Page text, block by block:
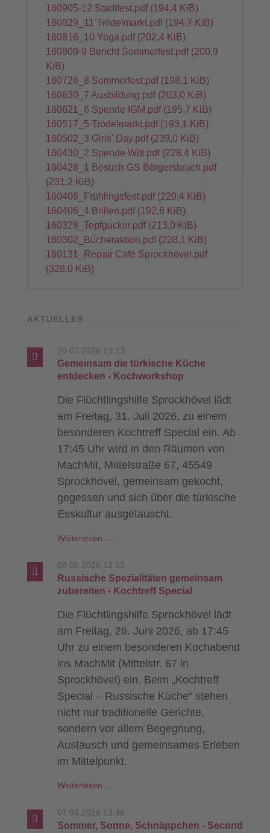
160905-12 Stadtfest.pdf (194,4 KiB)
160829_11 Trödelmarkt.pdf (194,7 KiB)
160816_10 Yoga.pdf (202,4 KiB)
160809-9 Bericht Sommerfest.pdf (200,9
KiB)
160728_8 Sommerfest.pdf (198,1 KiB)
160630_7 Ausbildung.pdf (203,0 KiB)
160621_6 Spende IGM.pdf (195,7 KiB)
160517_5 Trödelmarkt.pdf (193,1 KiB)
160502_3 Girls' Day.pdf (239,0 KiB)
160430_2 Spende Witt.pdf (228,4 KiB)
160428_1 Besuch GS Börgersbruch.pdf
(231,2 KiB)
160406_Frühlingsfest.pdf (229,4 KiB)
160406_4 Brillen.pdf (192,6 KiB)
160328_Topfgucker.pdf (213,0 KiB)
160302_Bücheraktion.pdf (228,1 KiB)
160131_Repair Café Sprockhövel.pdf
(328,0 KiB)
AKTUELLES
26.07.2026 13:13
Gemeinsam die türkische Küche
entdecken - Kochworkshop
Die Flüchtlingshilfe Sprockhövel lädt
am Freitag, 31. Juli 2026, zu einem
besonderen Kochtreff Special ein. Ab
17:45 Uhr wird in den Räumen von
MachMit, Mittelstraße 67, 45549
Sprockhövel, gemeinsam gekocht,
gegessen und sich über die türkische
Esskultur ausgetauscht.
Weiterlesen …
türkische
Küche
entdecken
Kochworkshop
08.06.2026 12:53
Russische Spezialitäten gemeinsam
zubereiten - Kochtreff Special
Die Flüchtlingshilfe Sprockhövel lädt
am Freitag, 26. Juni 2026, ab 17:45
Uhr zu einem besonderen Kochabend
ins MachMit (Mittelstr. 67 in
Sprockhövel) ein. Beim „Kochtreff
Special – Russische Küche“ stehen
nicht nur traditionelle Gerichte,
sondern vor allem Begegnung,
Austausch und gemeinsames Erleben
im Mittelpunkt.
Weiterlesen …
gemeinsam
zubereiten
07.06.2026 13:46
Sommer, Sonne, Schnäppchen - Second